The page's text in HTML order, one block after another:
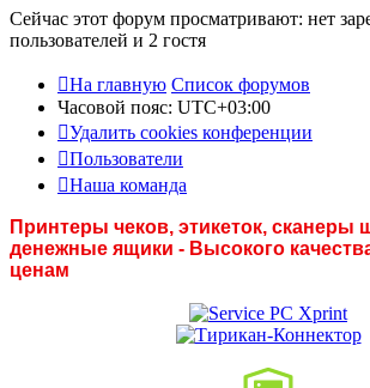
Сейчас этот форум просматривают: нет
пользователей и 2 гостя
На главную Список форумов
Часовой пояс: UTC+03:00
Удалить cookies конференции
Пользователи
Наша команда
Принтеры чеков, этикеток, сканеры
денежные ящики - Высокого
ценам